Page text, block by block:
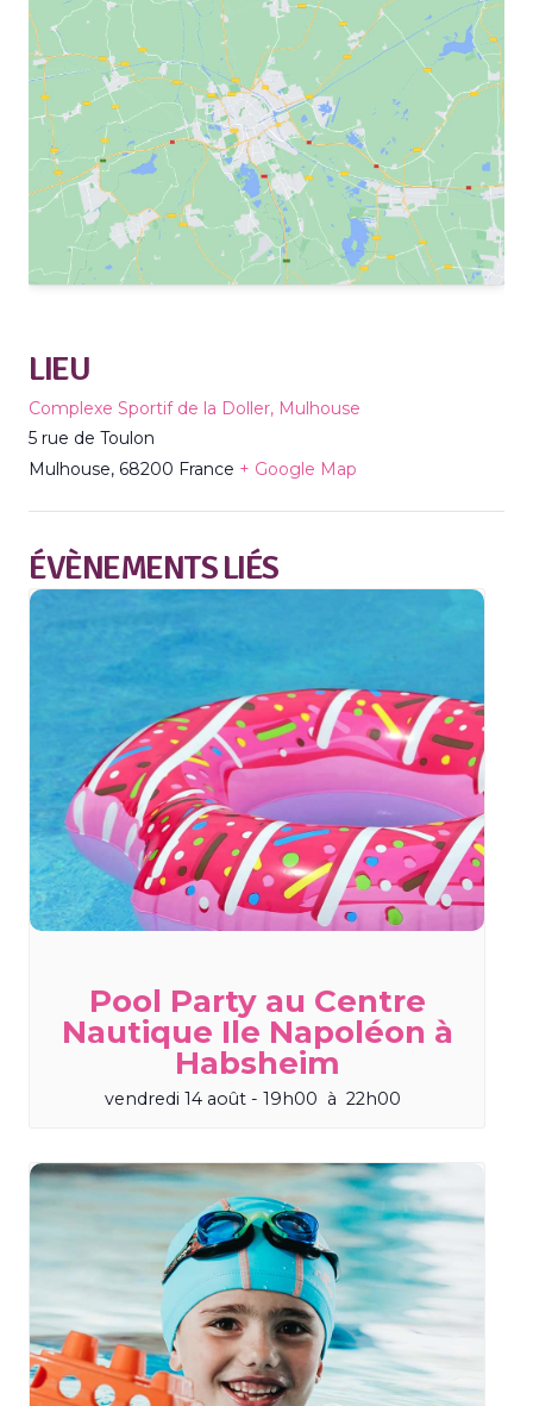
LIEU
Complexe Sportif de la Doller, Mulhouse
5 rue de Toulon
Mulhouse, 68200 France + Google Map
ÉVÈNEMENTS LIÉS
Pool Party au Centre
Nautique Ile Napoléon à
Habsheim
vendredi 14 août - 19h00 à 22h00